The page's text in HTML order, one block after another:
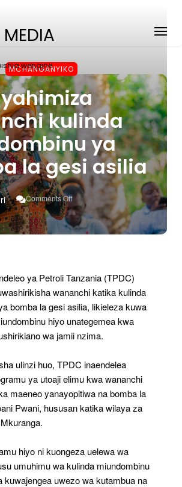
wengine
MCHANGANYIKO
yahimiza
kulinda
ya
la gesi asilia
Comments Off
On
TPDC
Yahimiza
Wananchi
La
Gesi
Asilia
ya Petroli Tanzania (TPDC)
wananchi katika kulinda
bomba la gesi asilia, likieleza kuwa
hiyo unategemea kwa
wa jamii nzima.
ulinzi huo, TPDC inaendelea
ya utoaji elimu kwa wananchi
maeneo yanayopitiwa na bomba la
Pwani, hususan katika wilaya za
hiyo ni kuongeza uelewa wa
umuhimu wa kulinda miundombinu
kuwajengea uwezo wa kutambua na